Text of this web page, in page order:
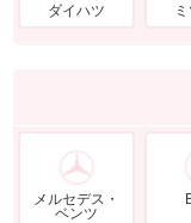
ダイハツ
メルセデス・
ベンツ